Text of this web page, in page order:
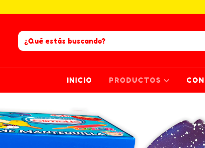
INICIO PRODUCTOS